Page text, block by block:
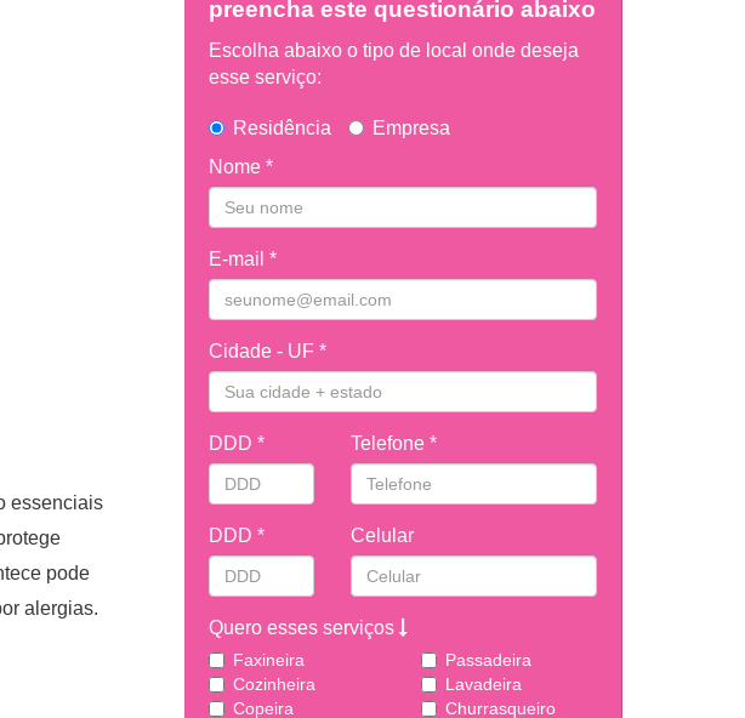
essenciais
pode
alergias.
preencha este questionário abaixo
Escolha abaixo o tipo de local onde deseja
esse serviço:
Residência
Empresa
Nome *
E-mail *
Cidade - UF *
DDD * Telefone *
DDD * Celular
Quero esses serviços
Faxineira
Passadeira
Cozinheira
Lavadeira
Copeira
Churrasqueiro